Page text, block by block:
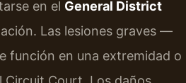
en el General District
Las lesiones graves —
función en una extremidad o